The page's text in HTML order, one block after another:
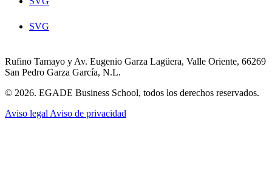
SVG
Rufino Tamayo y Av. Eugenio Garza Lagüera, Valle Oriente, 66269
San Pedro Garza García, N.L.
© 2026. EGADE Business School, todos los derechos reservados.
Aviso legal Aviso de privacidad